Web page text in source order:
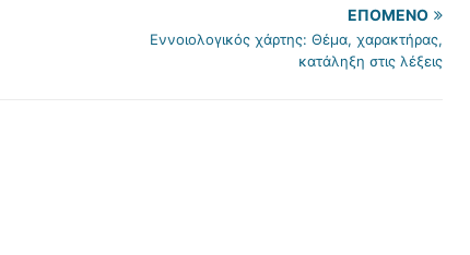
ΕΠΌΜΕΝΟ
Εννοιολογικός χάρτης: Θέμα, χαρακτήρας,
κατάληξη στις λέξεις